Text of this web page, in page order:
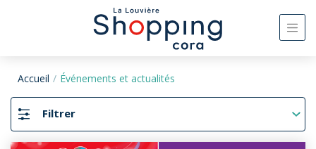
Accueil Événements et actualités
Filtrer